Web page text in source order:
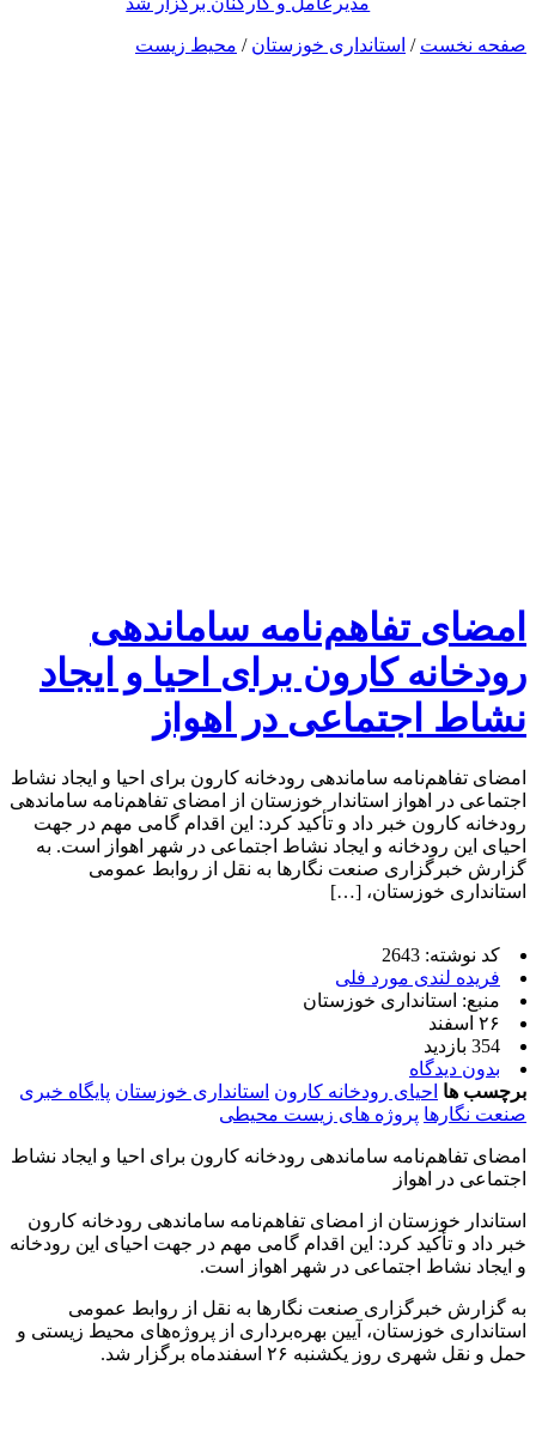
صفحه نخست / استانداری خوزستان / محیط زیست
امضای تفاهم‌نامه ساماندهی
رودخانه کارون برای احیا و ایجاد
نشاط اجتماعی در اهواز
امضای تفاهم‌نامه ساماندهی رودخانه کارون برای احیا و ایجاد نشاط
اجتماعی در اهواز استاندار خوزستان از امضای تفاهم‌نامه ساماندهی
رودخانه کارون خبر داد و تأکید کرد: این اقدام گامی مهم در جهت
احیای این رودخانه و ایجاد نشاط اجتماعی در شهر اهواز است. به
گزارش خبرگزاری صنعت نگارها به نقل از روابط عمومی
استانداری خوزستان، […]
کد نوشته: 2643
فریده لندی مورد فلی
منبع: استانداری خوزستان
۲۶ اسفند
354 بازدید
بدون دیدگاه
برچسب ها احیای رودخانه کارون استانداری خوزستان پایگاه خبری
صنعت نگارها پروژه های زیست محیطی
امضای تفاهم‌نامه ساماندهی رودخانه کارون برای احیا و ایجاد نشاط
اجتماعی در اهواز
استاندار خوزستان از امضای تفاهم‌نامه ساماندهی رودخانه کارون
خبر داد و تأکید کرد: این اقدام گامی مهم در جهت احیای این رودخانه
و ایجاد نشاط اجتماعی در شهر اهواز است.
به گزارش خبرگزاری صنعت نگارها به نقل از روابط عمومی
استانداری خوزستان، آیین بهره‌برداری از پروژه‌های محیط زیستی و
حمل و نقل شهری روز یکشنبه ۲۶ اسفندماه برگزار شد.